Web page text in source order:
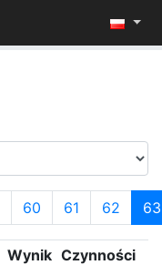
60 61 62 63
Wynik Czynności